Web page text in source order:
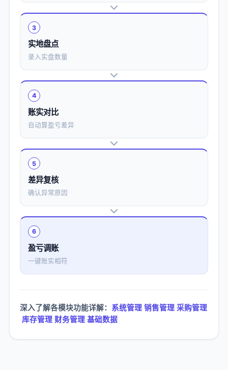
3
实地盘点
录入实盘数量
4
账实对比
自动算盈亏差异
5
差异复核
确认异常原因
6
盈亏调账
一键账实相符
深入了解各模块功能详解： 系统管理·销售管理·采购管理
·库存管理·财务管理·基础数据